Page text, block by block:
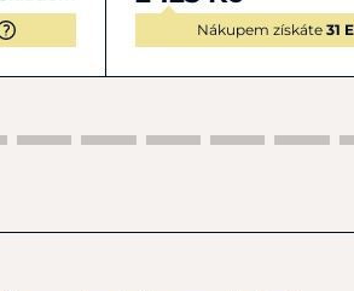
Nákupem získáte 31